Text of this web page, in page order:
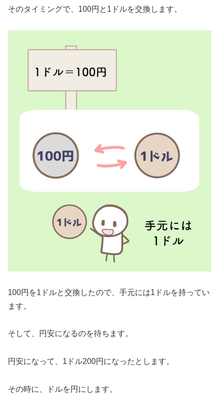
そのタイミングで、100円と1ドルを交換します。
100円を1ドルと交換したので、手元には1ドルを持ってい
ます。
そして、円安になるのを待ちます。
円安になって、1ドル200円になったとします。
その時に、ドルを円にします。